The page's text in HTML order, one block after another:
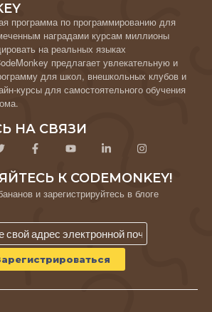
программа по программированию для
наградами курсам миллионы
на реальных языках
предлагает увлекательную и
для школ, внешкольных клубов и
курсы для самостоятельного обучения
НА СВЯЗИ
К CODEMONKEY!
и зарегистрируйтесь в блоге